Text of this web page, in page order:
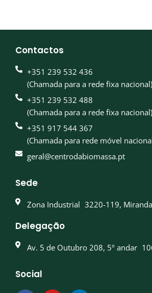
Contactos
+351 239 532 436
(Chamada para a rede fixa nacional)
+351 239 532 488
(Chamada para a rede fixa nacional)
+351 917 544 367
(Chamada para rede móvel
geral@centrodabiomassa.pt
Sede
Zona Industrial 3220-119,
Delegação
Av. 5 de Outubro 208, 5º andar
Social